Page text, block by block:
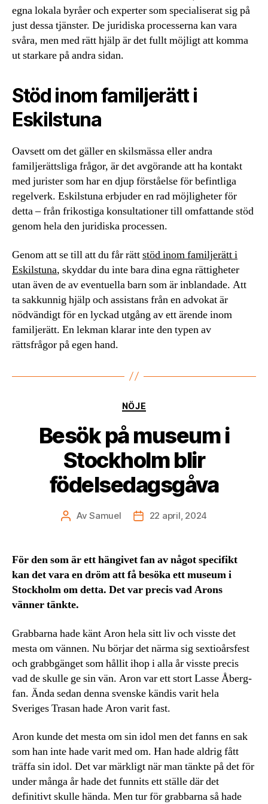
egna lokala byråer och experter som specialiserat sig på
just dessa tjänster. De juridiska processerna kan vara
svåra, men med rätt hjälp är det fullt möjligt att komma
ut starkare på andra sidan.
Stöd inom familjerätt i
Eskilstuna
Oavsett om det gäller en skilsmässa eller andra
familjerättsliga frågor, är det avgörande att ha kontakt
med jurister som har en djup förståelse för befintliga
regelverk. Eskilstuna erbjuder en rad möjligheter för
detta – från frikostiga konsultationer till omfattande stöd
genom hela den juridiska processen.
Genom att se till att du får rättstöd inom familjerätt i
Eskilstuna, skyddar du inte bara dina egna rättigheter
utan även de av eventuella barn som är inblandade. Att
ta sakkunnig hjälp och assistans från en advokat är
nödvändigt för en lyckad utgång av ett ärende inom
familjerätt. En lekman klarar inte den typen av
rättsfrågor på egen hand.
Kategorier
NÖJE
Besök på museum i
Stockholm blir
födelsedagsgåva
Inläggsförfattare
AvSamuel Inläggsdatum
22 april, 2024
För den som är ett hängivet fan av något specifikt
kan det vara en dröm att få besöka ett museum i
Stockholm om detta. Det var precis vad Arons
vänner tänkte.
Grabbarna hade känt Aron hela sitt liv och visste det
mesta om vännen. Nu börjar det närma sig sextioårsfest
och grabbgänget som hållit ihop i alla år visste precis
vad de skulle ge sin vän. Aron var ett stort Lasse Åberg-
fan. Ända sedan denna svenske kändis varit hela
Sveriges Trasan hade Aron varit fast.
Aron kunde det mesta om sin idol men det fanns en sak
som han inte hade varit med om. Han hade aldrig fått
träffa sin idol. Det var märkligt när man tänkte på det för
under många år hade det funnits ett ställe där det
definitivt skulle hända. Men tur för grabbarna så hade